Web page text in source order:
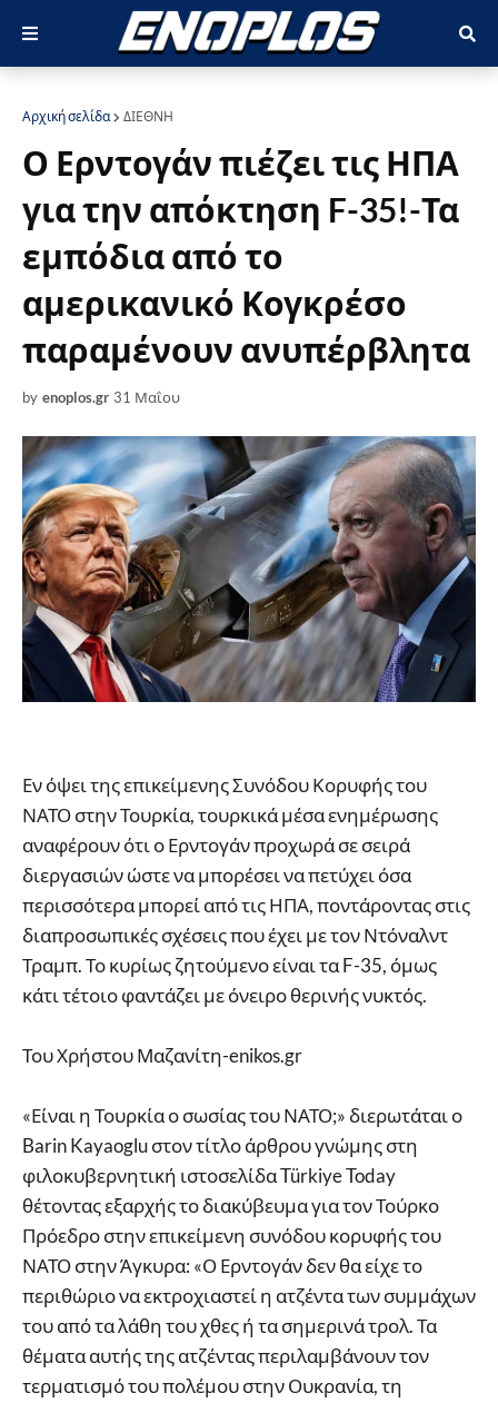
Αρχική σελίδα ΔΙΕΘΝΗ
Ο Ερντογάν πιέζει τις ΗΠΑ
για την απόκτηση F-35!-Τα
εμπόδια από το
αμερικανικό Κογκρέσο
παραμένουν ανυπέρβλητα
by enoplos.gr 31 Μαΐου
Εν όψει της επικείμενης Συνόδου Κορυφής του
ΝΑΤΟ στην Τουρκία, τουρκικά μέσα ενημέρωσης
αναφέρουν ότι ο Ερντογάν προχωρά σε σειρά
διεργασιών ώστε να μπορέσει να πετύχει όσα
περισσότερα μπορεί από τις ΗΠΑ, ποντάροντας στις
διαπροσωπικές σχέσεις που έχει με τον Ντόναλντ
Τραμπ. Το κυρίως ζητούμενο είναι τα F-35, όμως
κάτι τέτοιο φαντάζει με όνειρο θερινής νυκτός.
Του Χρήστου Μαζανίτη-enikos.gr
«Είναι η Τουρκία ο σωσίας του ΝΑΤΟ;» διερωτάται ο
Barin Kayaoglu στον τίτλο άρθρου γνώμης στη
φιλοκυβερνητική ιστοσελίδα Türkiye Today
θέτοντας εξαρχής το διακύβευμα για τον Τούρκο
Πρόεδρο στην επικείμενη συνόδου κορυφής του
ΝΑΤΟ στην Άγκυρα: «Ο Ερντογάν δεν θα είχε το
περιθώριο να εκτροχιαστεί η ατζέντα των συμμάχων
του από τα λάθη του χθες ή τα σημερινά τρολ. Τα
θέματα αυτής της ατζέντας περιλαμβάνουν τον
τερματισμό του πολέμου στην Ουκρανία, τη